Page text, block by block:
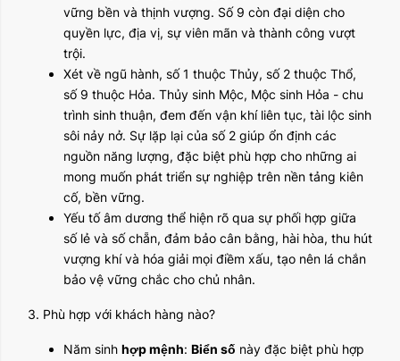
vững bền và thịnh vượng. Số 9 còn đại diện cho
quyền lực, địa vị, sự viên mãn và thành công vượt
trội.
Xét về ngũ hành, số 1 thuộc Thủy, số 2 thuộc Thổ,
số 9 thuộc Hỏa. Thủy sinh Mộc, Mộc sinh Hỏa - chu
trình sinh thuận, đem đến vận khí liên tục, tài lộc sinh
sôi nảy nở. Sự lặp lại của số 2 giúp ổn định các
nguồn năng lượng, đặc biệt phù hợp cho những ai
mong muốn phát triển sự nghiệp trên nền tảng kiên
cố, bền vững.
Yếu tố âm dương thể hiện rõ qua sự phối hợp giữa
số lẻ và số chẵn, đảm bảo cân bằng, hài hòa, thu hút
vượng khí và hóa giải mọi điềm xấu, tạo nên lá chắn
bảo vệ vững chắc cho chủ nhân.
3. Phù hợp với khách hàng nào?
Năm sinh hợp mệnh: Biển số này đặc biệt phù hợp